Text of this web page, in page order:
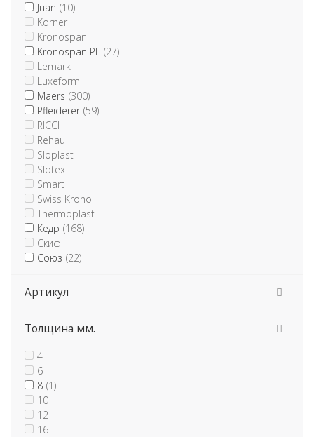
Juan (10)
Korner
Kronospan
Kronospan PL (27)
Lemark
Luxeform
Maers (300)
Pfleiderer (59)
RICCI
Rehau
Sloplast
Slotex
Smart
Swiss Krono
Thermoplast
Кедр (168)
Скиф
Союз (22)
Артикул
Толщина мм.
4
6
8 (1)
10
12
16